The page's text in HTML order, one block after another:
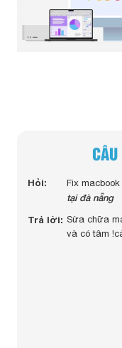
Hỏi: Fix
tại đà nẵng
Trả lời: Sửa chữa
và có tâm